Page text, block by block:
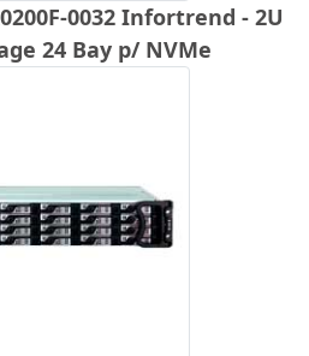
0032 Infortrend - 2U
24 Bay p/ NVMe